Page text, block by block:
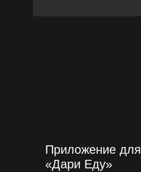
Приложение для
«Дари Еду»